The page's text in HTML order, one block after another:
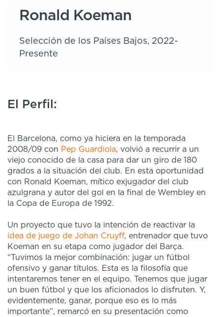
Ronald Koeman
Selección de los Países Bajos, 2022-
Presente
El Perfil:
El Barcelona, como ya hiciera en la temporada
2008/09 con Pep Guardiola, volvió a recurrir a un
viejo conocido de la casa para dar un giro de 180
grados a la situación del club. En esta oportunidad
con Ronald Koeman, mítico exjugador del club
azulgrana y autor del gol en la final de Wembley en
la Copa de Europa de 1992.
Un proyecto que tuvo la intención de reactivar la
idea de juego de Johan Cruyff, entrenador que tuvo
Koeman en su etapa como jugador del Barça.
“Tuvimos la mejor combinación: jugar un fútbol
ofensivo y ganar títulos. Esta es la filosofía que
intentaremos tener en el equipo. Tenemos que jugar
un buen fútbol y que los aficionados lo disfruten. Y,
evidentemente, ganar, porque eso es lo más
importante”, remarcó en su presentación como